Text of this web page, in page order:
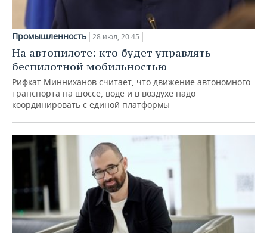
Промышленность 28 июл, 20:45
На автопилоте: кто будет управлять
беспилотной мобильностью
Рифкат Минниханов считает, что движение автономного
транспорта на шоссе, воде и в воздухе надо
координировать с единой платформы